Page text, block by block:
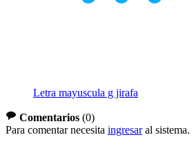
Letra mayuscula g jirafa
Comentarios (0)
Para comentar necesita ingresaral sistema.